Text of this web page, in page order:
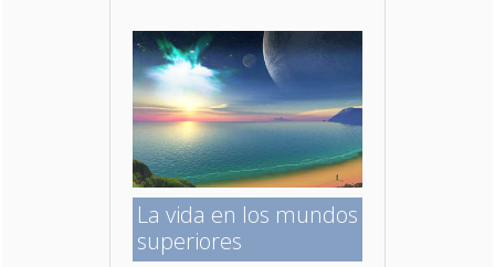
La vida en los mundos
superiores